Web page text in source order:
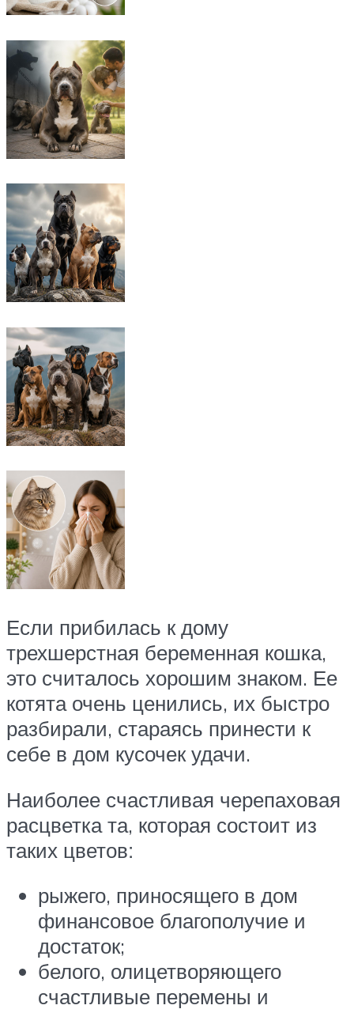
Если прибилась к дому
трехшерстная беременная кошка,
это считалось хорошим знаком. Ее
котята очень ценились, их быстро
разбирали, стараясь принести к
себе в дом кусочек удачи.
Наиболее счастливая черепаховая
расцветка та, которая состоит из
рыжего, приносящего в дом
финансовое благополучие и
достаток;
белого, олицетворяющего
счастливые перемены и